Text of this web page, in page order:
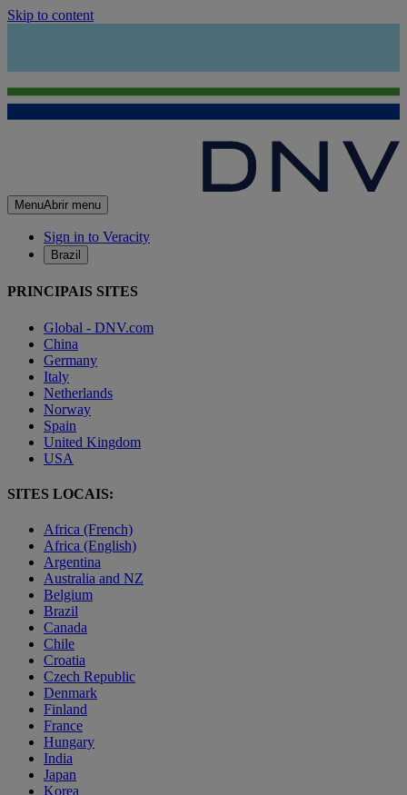
Skip to content
MenuAbrir menu
Sign in to Veracity
Brazil
PRINCIPAIS SITES
Global - DNV.com
China
Germany
Italy
Netherlands
Norway
Spain
United Kingdom
USA
SITES LOCAIS:
Africa (French)
Africa (English)
Argentina
Australia and NZ
Belgium
Brazil
Canada
Chile
Croatia
Czech Republic
Denmark
Finland
France
Hungary
India
Japan
Korea